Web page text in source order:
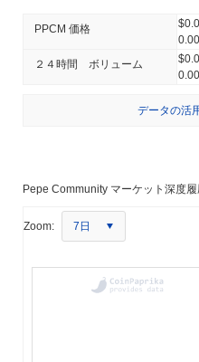
PPCM 価格
２４時間 ボリューム
データの活
Pepe Community マーケット深度
Zoom: 7日